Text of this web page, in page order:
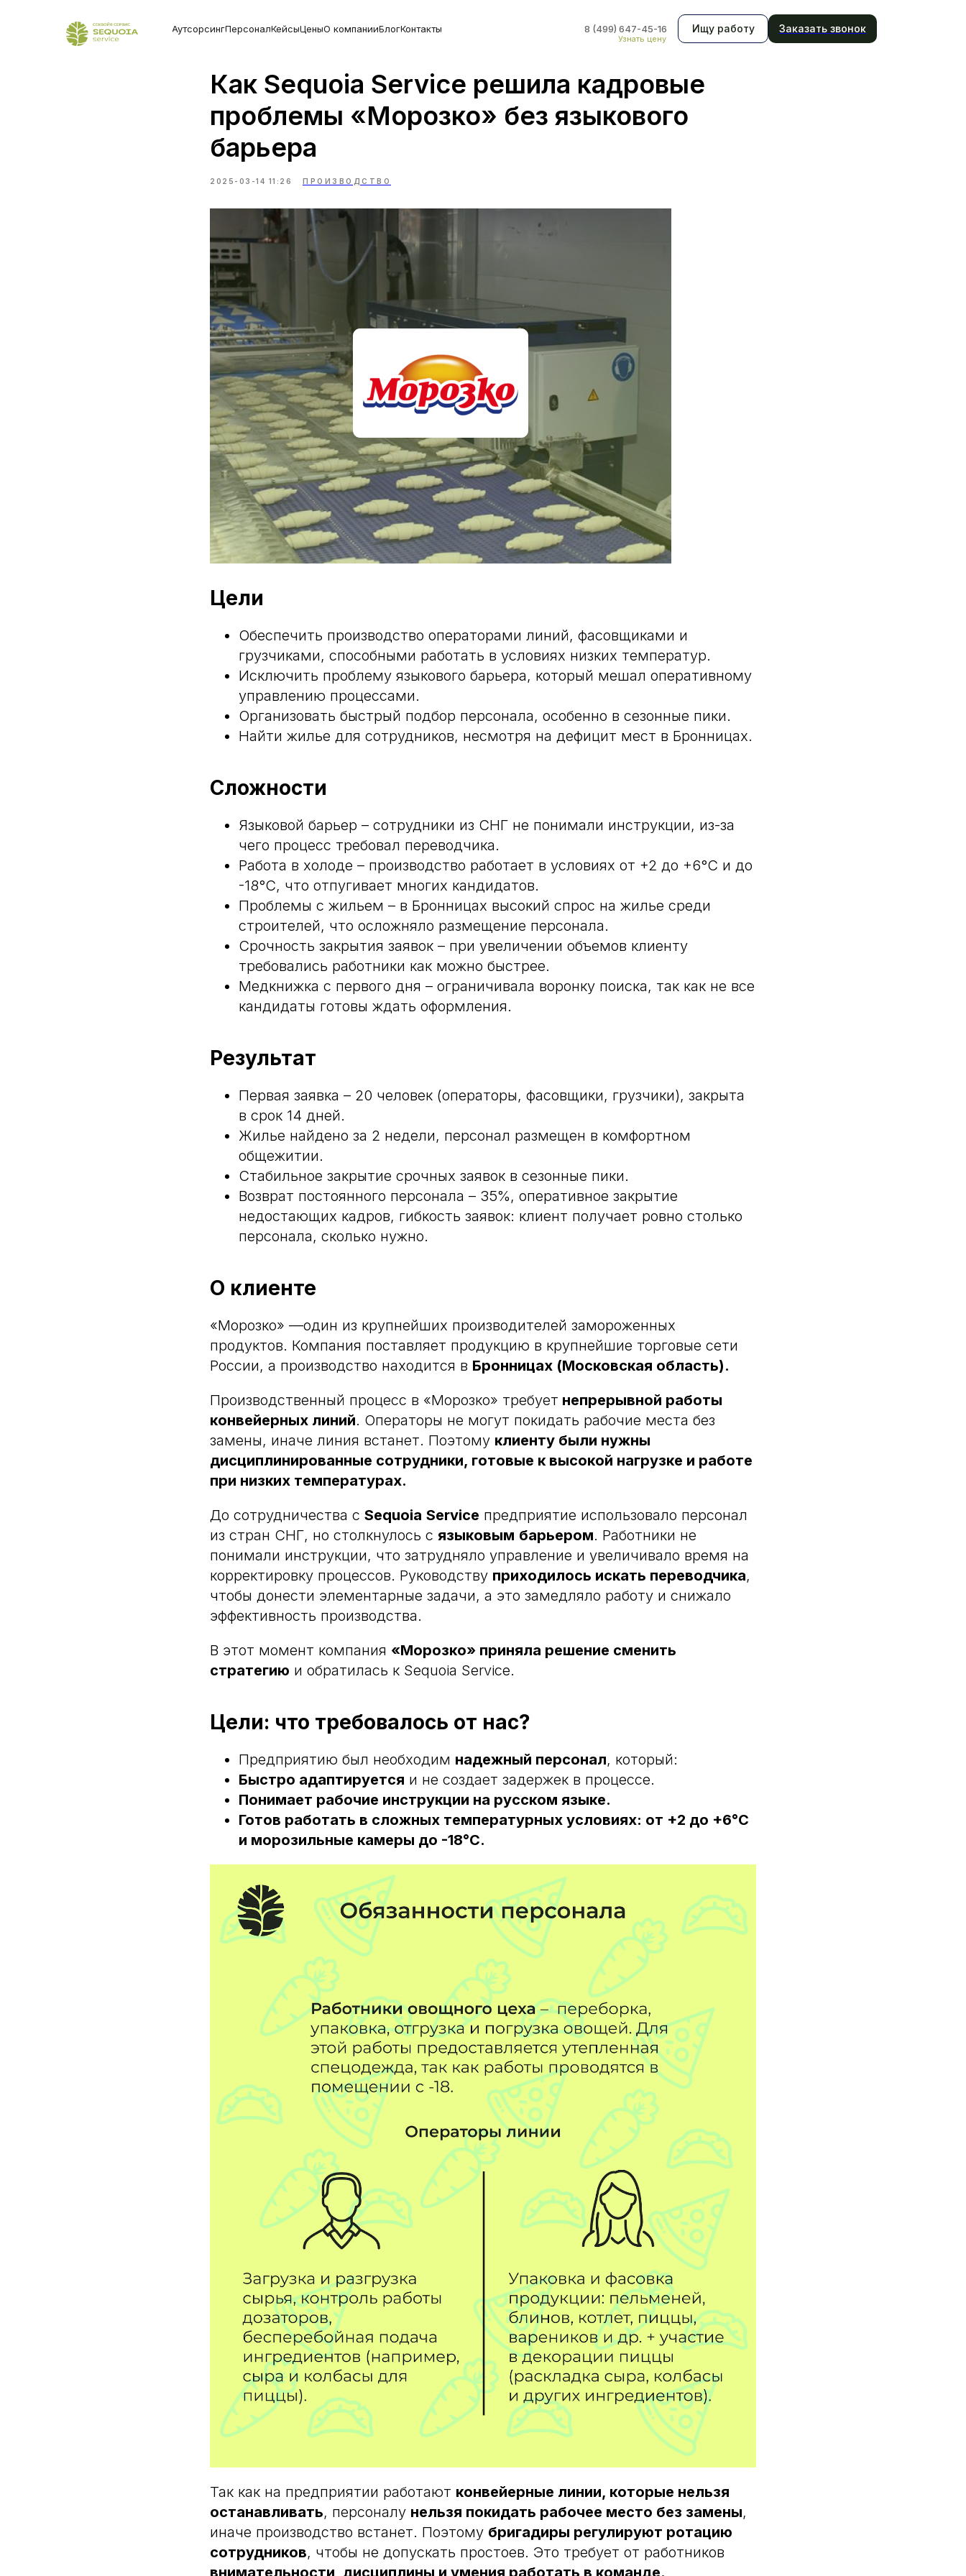
АутсорсингПерсоналКейсыЦеныО компанииБлогКонтакты
Узнать цену
8 (499) 647-45-16 Ищу работу Заказать звонок
Как Sequoia Service решила кадровые
проблемы «Морозко» без языкового
барьера
2025-03-14 11:26 ПРОИЗВОДСТВО
Цели
Обеспечить производство операторами линий, фасовщиками и
грузчиками, способными работать в условиях низких температур.
Исключить проблему языкового барьера, который мешал оперативному
управлению процессами.
Организовать быстрый подбор персонала, особенно в сезонные пики.
Найти жилье для сотрудников, несмотря на дефицит мест в Бронницах.
Сложности
Языковой барьер – сотрудники из СНГ не понимали инструкции, из-за
чего процесс требовал переводчика.
Работа в холоде – производство работает в условиях от +2 до +6°C и до
-18°C, что отпугивает многих кандидатов.
Проблемы с жильем – в Бронницах высокий спрос на жилье среди
строителей, что осложняло размещение персонала.
Срочность закрытия заявок – при увеличении объемов клиенту
требовались работники как можно быстрее.
Медкнижка с первого дня – ограничивала воронку поиска, так как не все
кандидаты готовы ждать оформления.
Результат
Первая заявка – 20 человек (операторы, фасовщики, грузчики), закрыта
в срок 14 дней.
Жилье найдено за 2 недели, персонал размещен в комфортном
общежитии.
Стабильное закрытие срочных заявок в сезонные пики.
Возврат постоянного персонала – 35%, оперативное закрытие
недостающих кадров, гибкость заявок: клиент получает ровно столько
персонала, сколько нужно.
О клиенте
«Морозко» —один из крупнейших производителей замороженных
продуктов. Компания поставляет продукцию в крупнейшие торговые сети
России, а производство находится в Бронницах (Московская область).
Производственный процесс в «Морозко» требует непрерывной работы
конвейерных линий. Операторы не могут покидать рабочие места без
замены, иначе линия встанет. Поэтому клиенту были нужны
дисциплинированные сотрудники, готовые к высокой нагрузке и работе
при низких температурах.
До сотрудничества с Sequoia Service предприятие использовало персонал
из стран СНГ, но столкнулось с языковым барьером. Работники не
понимали инструкции, что затрудняло управление и увеличивало время на
корректировку процессов. Руководству приходилось искать переводчика,
чтобы донести элементарные задачи, а это замедляло работу и снижало
эффективность производства.
В этот момент компания «Морозко» приняла решение сменить
стратегию и обратилась к Sequoia Service.
Цели: что требовалось от нас?
Предприятию был необходим надежный персонал, который:
Быстро адаптируется и не создает задержек в процессе.
Понимает рабочие инструкции на русском языке.
Готов работать в сложных температурных условиях: от +2 до +6°C
и морозильные камеры до -18°C.
Так как на предприятии работают конвейерные линии, которые нельзя
останавливать, персоналу нельзя покидать рабочее место без замены,
иначе производство встанет. Поэтому бригадиры регулируют ротацию
сотрудников, чтобы не допускать простоев. Это требует от работников
внимательности, дисциплины и умения работать в команде.